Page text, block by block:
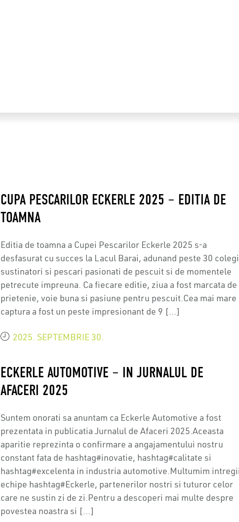
CUPA PESCARILOR ECKERLE 2025 – EDITIA DE
TOAMNA
Editia de toamna a Cupei Pescarilor Eckerle 2025 s-a
desfasurat cu succes la Lacul Barai, adunand peste 30 colegi
sustinatori si pescari pasionati de pescuit si de momentele
petrecute impreuna. Ca fiecare editie, ziua a fost marcata de
prietenie, voie buna si pasiune pentru pescuit.Cea mai mare
captura a fost un peste impresionant de 9 […]
2025. SEPTEMBRIE 30.
ECKERLE AUTOMOTIVE – IN JURNALUL DE
AFACERI 2025
Suntem onorati sa anuntam ca Eckerle Automotive a fost
prezentata in publicatia Jurnalul de Afaceri 2025.Aceasta
aparitie reprezinta o confirmare a angajamentului nostru
constant fata de hashtag#inovatie, hashtag#calitate si
hashtag#excelenta in industria automotive.Multumim intregii
echipe hashtag#Eckerle, partenerilor nostri si tuturor celor
care ne sustin zi de zi.Pentru a descoperi mai multe despre
povestea noastra si […]